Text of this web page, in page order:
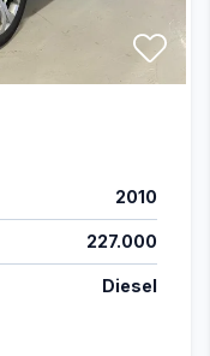
2010
227.000
Diesel